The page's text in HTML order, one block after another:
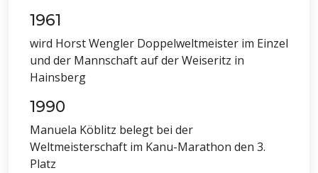
1961
wird Horst Wengler Doppelweltmeister im Einzel
und der Mannschaft auf der Weiseritz in
Hainsberg
1990
Manuela Köblitz belegt bei der
Weltmeisterschaft im Kanu-Marathon den 3.
Platz